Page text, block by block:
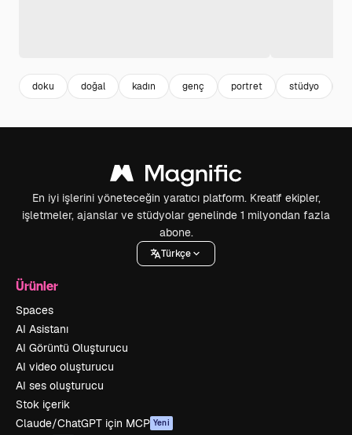
doku doğal kadın genç portret stüdyo
En iyi işlerini yöneteceğin yaratıcı platform. Kreatif ekipler,
işletmeler, ajanslar ve stüdyolar genelinde 1 milyondan fazla
abone.
Türkçe
Ürünler
Spaces
AI Asistanı
AI Görüntü Oluşturucu
AI video oluşturucu
AI ses oluşturucu
Stok içerik
Claude/ChatGPT için MCP Yeni